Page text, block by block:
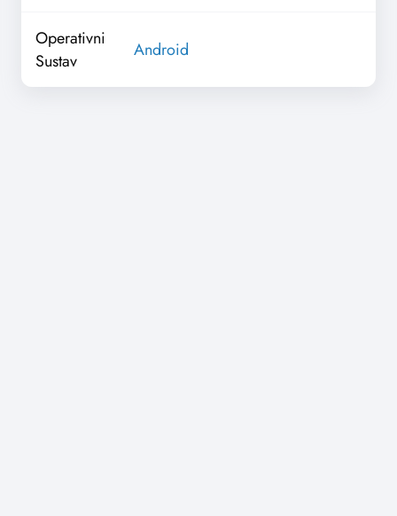
Operativni
Sustav
Android